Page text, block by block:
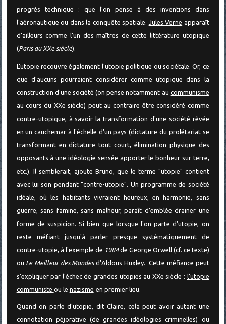
progrès technique : que l'on pense à des inventions dans
l'aéronautique ou dans la conquête spatiale.
Jules Verne apparaît
d'ailleurs comme l'un des maîtres de cette littérature utopique
(Paris au XXe siècle).
L'utopie recouvre également l'utopie politique ou sociétale. Or, ce
que d'aucuns pourraient considérer comme utopique dans la
construction d'une société (on pense notamment au communisme
au cours du XXe siècle) peut au contraire être considéré comme
contre-utopique, à savoir la transformation d'une société rêvée
en un cauchemar à l'échelle d'un pays (dictature du prolétariat se
transformant en dictature tout court, élimination physique des
opposants à une idéologie sensée apporter le bonheur sur terre,
etc.). Il semblerait, ajoute Bruno, que le terme "utopie" contient
avec lui son pendant "contre-utopie". Un programme de société
idéale, où les habitants vivraient heureux, en harmonie, sans
guerre, sans famine, sans malheur, paraît d'emblée drainer une
forme de suspicion. Si bien que lorsque l'on parte d'utopie, on
reste méfiant jusqu'à parler presque systématiquement de
contre-utopie, à l'exemple de 1984de George Orwell (cf. ce texte)
ou Le Meilleur des Mondesd'Aldous Huxley. Cette méfiance peut
s'expliquer par l'échec de grandes utopies au XXe siècle : l'utopie
communiste ou le nazisme en premier lieu.
Quand on parle d'utopie, dit Claire, cela peut avoir autant une
connotation péjorative (de grandes idéologies criminelles) ou